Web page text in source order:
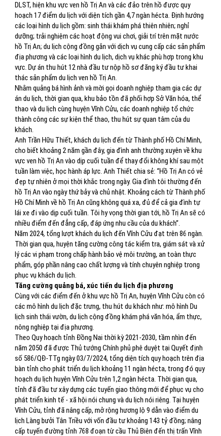
DLST, hiện khu vực ven hồ Trị An và các đảo trên hồ được quy
hoạch 17 điểm du lịch với diện tích gần 4,7 ngàn hécta. Định hướng
các loại hình du lịch gồm: sinh thái khám phá thiên nhiên; nghỉ
dưỡng; trải nghiệm các hoạt động vui chơi, giải trí trên mặt nước
hồ Trị An; du lịch cộng đồng gắn với dịch vụ cung cấp các sản phẩm
địa phương và các loại hình du lịch, dịch vụ khác phù hợp trong khu
vực. Dự án thu hút 12 nhà đầu tư nộp hồ sơ đăng ký đầu tư khai
thác sản phẩm du lịch ven hồ Trị An.
Nhằm quảng bá hình ảnh và mời gọi doanh nghiệp tham gia các dự
án du lịch, thời gian qua, khu bảo tồn đã phối hợp Sở Văn hóa, thể
thao và du lịch cùng huyện Vĩnh Cửu, các doanh nghiệp tổ chức
thành công các sự kiện thể thao, thu hút sự quan tâm của du
khách.
Anh Trần Hữu Thiết, khách du lịch đến từ Thành phố Hồ Chí Minh,
cho biết khoảng 2 năm gần đây, gia đình anh thường xuyên về khu
vực ven hồ Trị An vào dịp cuối tuần để thay đổi không khí sau một
tuần làm việc, học hành áp lực. Anh Thiết chia sẻ: “Hồ Trị An có vẻ
đẹp tự nhiên ở mọi thời khắc trong ngày. Gia đình tôi thường đến
hồ Trị An vào ngày thứ bảy và chủ nhật. Khoảng cách từ Thành phố
Hồ Chí Minh về hồ Trị An cũng không quá xa, đủ để cả gia đình tự
lái xe đi vào dịp cuối tuần. Tôi hy vọng thời gian tới, hồ Trị An sẽ có
nhiều điểm đến đẳng cấp, đáp ứng nhu cầu của du khách”.
Năm 2024, tổng lượt khách du lịch đến Vĩnh Cửu đạt trên 86 ngàn.
Thời gian qua, huyện tăng cường công tác kiểm tra, giám sát và xử
lý các vi phạm trong chấp hành bảo vệ môi trường, an toàn thực
phẩm, góp phần nâng cao chất lượng và tính chuyên nghiệp trong
phục vụ khách du lịch.
Tăng cường quảng bá, xúc tiến du lịch địa phương
Cùng với các điểm đến ở khu vực hồ Trị An, huyện Vĩnh Cửu còn có
các mô hình du lịch đặc trưng, thu hút du khách như: mô hình Du
lịch sinh thái vườn, du lịch cộng đồng khám phá văn hóa, ẩm thực,
nông nghiệp tại địa phương.
Theo Quy hoạch tỉnh Đồng Nai thời kỳ 2021-2030, tầm nhìn đến
năm 2050 đã được Thủ tướng Chính phủ phê duyệt tại Quyết định
số 586/QĐ-TTg ngày 03/7/2024, tổng diện tích quy hoạch trên địa
bàn tỉnh cho phát triển du lịch khoảng 11 ngàn hécta, trong đó quy
hoạch du lịch huyện Vĩnh Cửu trên 1,2 ngàn hécta. Thời gian qua,
tỉnh đã đầu tư xây dựng các tuyến giao thông mới để phục vụ cho
phát triển kinh tế - xã hội nói chung và du lịch nói riêng. Tại huyện
Vĩnh Cửu, tỉnh đã nâng cấp, mở rộng hương lộ 9 dẫn vào điểm du
lịch Làng bưởi Tân Triều với vốn đầu tư khoảng 143 tỷ đồng; nâng
cấp tuyến đường tỉnh 768 đoạn từ cầu Thủ Biên đến thị trấn Vĩnh